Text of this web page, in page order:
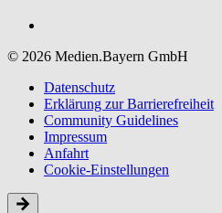
© 2026 Medien.Bayern GmbH
Datenschutz
Erklärung zur Barriere­freiheit
Community Guidelines
Impressum
Anfahrt
Cookie-Einstellungen